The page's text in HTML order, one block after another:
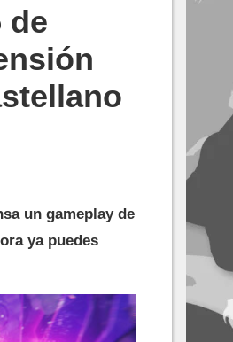
de
un gameplay de
ya puedes